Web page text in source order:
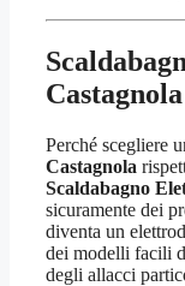
Castagnola
Perché scegliere
Castagnola
Scaldabagno
sicuramente dei
diventa un
dei modelli facili
degli allacci